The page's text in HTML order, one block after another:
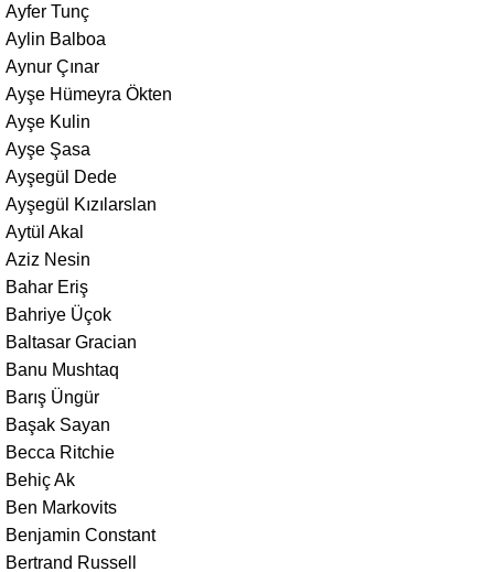
Ayfer Tunç
Aylin Balboa
Aynur Çınar
Ayşe Hümeyra Ökten
Ayşe Kulin
Ayşe Şasa
Ayşegül Dede
Ayşegül Kızılarslan
Aytül Akal
Aziz Nesin
Bahar Eriş
Bahriye Üçok
Baltasar Gracian
Banu Mushtaq
Barış Üngür
Başak Sayan
Becca Ritchie
Behiç Ak
Ben Markovits
Benjamin Constant
Bertrand Russell